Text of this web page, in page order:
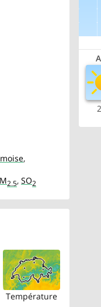
,
2.5, SO2
Température